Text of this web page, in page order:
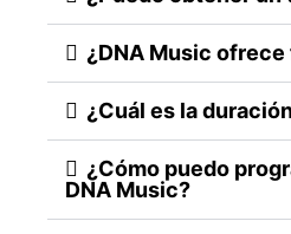
¿DNA Music
¿Cuál es la
¿Cómo puedo
DNA Music?